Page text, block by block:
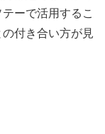
ーで活用するこ
付き合い方が見